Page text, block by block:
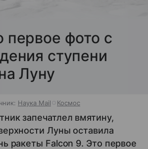
первое фото с
ступени
Луну
Наука Mail Космос
запечатлел вмятину,
Луны оставила
ракеты Falcon 9. Это первое